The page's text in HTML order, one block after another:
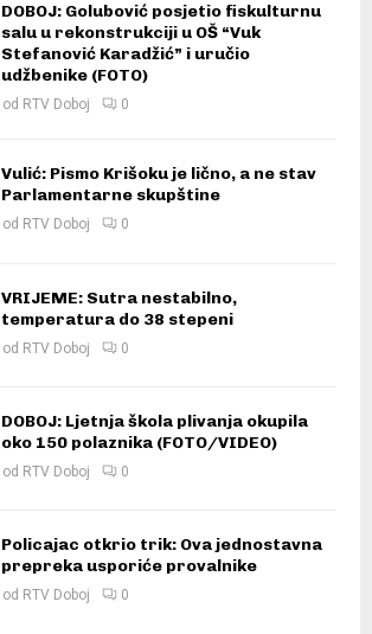
DOBOJ: Golubović posjetio fiskulturnu
salu u rekonstrukciji u OŠ “Vuk
Stefanović Karadžić” i uručio
udžbenike (FOTO)
od RTV Doboj 0
Vulić: Pismo Krišoku je lično, a ne stav
Parlamentarne skupštine
od RTV Doboj 0
VRIJEME: Sutra nestabilno,
temperatura do 38 stepeni
od RTV Doboj 0
DOBOJ: Ljetnja škola plivanja okupila
oko 150 polaznika (FOTO/VIDEO)
od RTV Doboj 0
Policajac otkrio trik: Ova jednostavna
prepreka usporiće provalnike
od RTV Doboj 0